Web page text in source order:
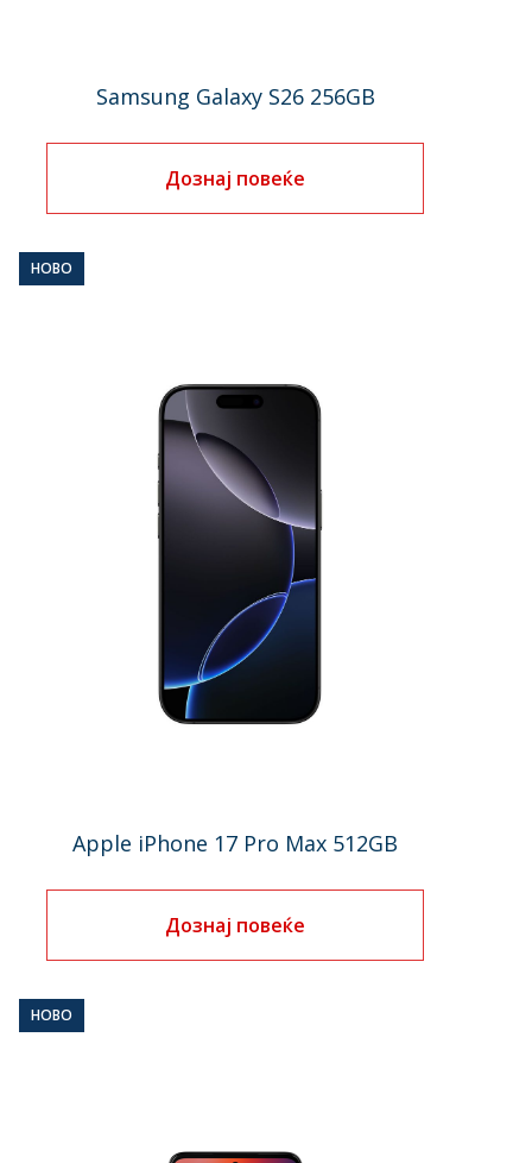
Samsung Galaxy S26 256GB
Дознај повеќе
НОВО
Apple iPhone 17 Pro Max 512GB
Дознај повеќе
НОВО